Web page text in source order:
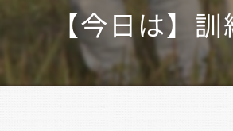
【今日は】訓